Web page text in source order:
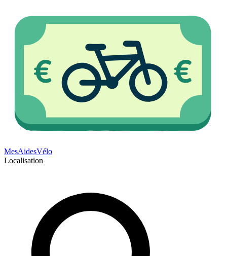
MesAidesVélo
Localisation